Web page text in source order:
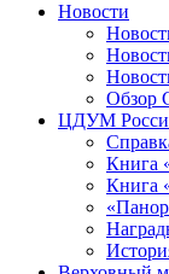
Новости
Обзор
ЦДУМ
Книга
Книга